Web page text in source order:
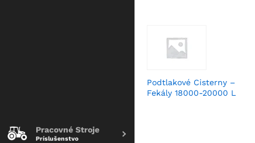
Pracovné Stroje
Príslušenstvo
Podtlakové Cisterny –
Fekály 18000-20000 L